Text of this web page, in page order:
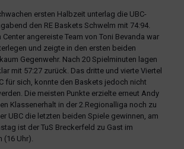
ersten Halbzeit unterlag die UBC-
den RE Baskets Schwelm mit 74:94.
Center angereiste Team von Toni Bevanda war
und zeigte in den ersten beiden
Gegenwehr. Nach 20 Spielminuten lagen
mit 57:27 zurück. Das dritte und vierte Viertel
für sich, konnte den Baskets jedoch nicht
Die meisten Punkte erzielte erneut Andy
Klassenerhalt in der 2.Regionalliga noch zu
UBC die letzten beiden Spiele gewinnen, am
ist der TuS Breckerfeld zu Gast im
(16 Uhr).